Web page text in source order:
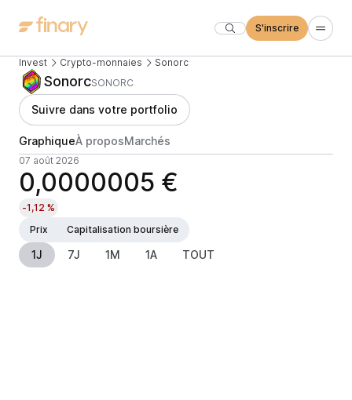
S'inscrire
Invest Crypto-monnaies Sonorc
SonorcSONORC
Suivre dans votre portfolio
GraphiqueÀ proposMarchés
07 août 2026
0,0000005 €
-1,12 %
Prix
Capitalisation boursière
1J 7J 1M 1A TOUT